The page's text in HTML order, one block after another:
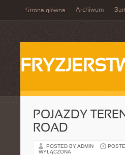
Strona główna Archiwum
POJAZDY
ROAD
POSTED BY ADMIN
WYŁĄCZONA